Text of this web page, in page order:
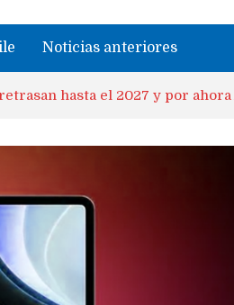
Noticias anteriores
hasta el 2027 y por